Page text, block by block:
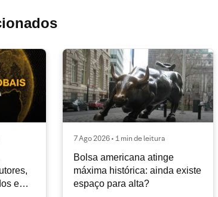
e
7 Ago 2026 • 1 min de leitura
Bolsa americana atinge
máxima histórica: ainda existe
espaço para alta?